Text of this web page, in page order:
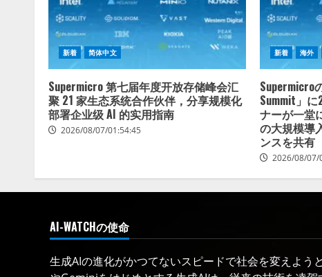
新着 简体中文
Supermicro 第七届年度开放存储峰会汇
聚 21 家生态系统合作伙伴，分享规模化
部署企业级 AI 的实用指南
2026/08/07/01:54:45
新着 海外
Supermicro
Summit」
ナーが一堂
の大規模導
ンスを共有
2026/08/07/
AI-WATCHの使命
生成AIの進化がかつてないスピードで社会を変えよう